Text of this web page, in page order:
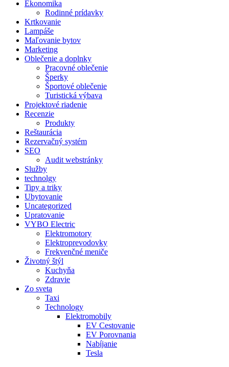
Ekonomika
Rodinné prídavky
Krtkovanie
Lampáše
Maľovanie bytov
Marketing
Oblečenie a doplnky
Pracovné oblečenie
Šperky
Športové oblečenie
Turistická výbava
Projektové riadenie
Recenzie
Produkty
Reštaurácia
Rezervačný systém
SEO
Audit webstránky
Služby
technolgy
Tipy a triky
Ubytovanie
Uncategorized
Upratovanie
VYBO Electric
Elektromotory
Elektroprevodovky
Frekvenčné meniče
Životný štýl
Kuchyňa
Zdravie
Zo sveta
Taxi
Technology
Elektromobily
EV Cestovanie
EV Porovnania
Nabíjanie
Tesla